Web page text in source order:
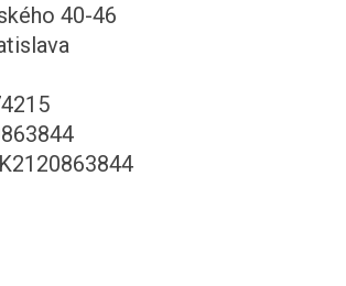
40-46